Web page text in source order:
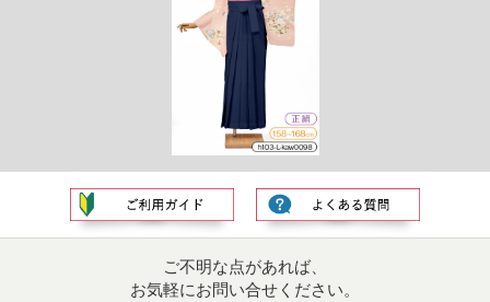
ご不明な点があれば、
お気軽にお問い合せください。